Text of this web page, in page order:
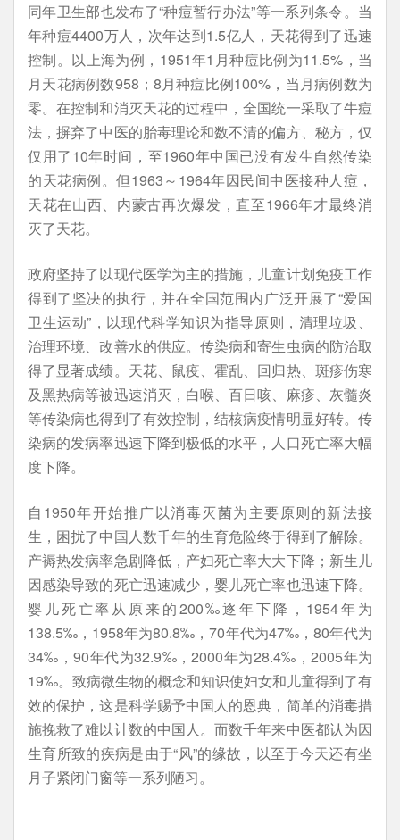
同年卫生部也发布了“种痘暂行办法”等一系列条令。当
年种痘4400万人，次年达到1.5亿人，天花得到了迅速
控制。以上海为例，1951年1月种痘比例为11.5%，当
月天花病例数958；8月种痘比例100%，当月病例数为
零。在控制和消灭天花的过程中，全国统一采取了牛痘
法，摒弃了中医的胎毒理论和数不清的偏方、秘方，仅
仅用了10年时间，至1960年中国已没有发生自然传染
的天花病例。但1963～1964年因民间中医接种人痘，
天花在山西、内蒙古再次爆发，直至1966年才最终消
灭了天花。
政府坚持了以现代医学为主的措施，儿童计划免疫工作
得到了坚决的执行，并在全国范围内广泛开展了“爱国
卫生运动”，以现代科学知识为指导原则，清理垃圾、
治理环境、改善水的供应。传染病和寄生虫病的防治取
得了显著成绩。天花、鼠疫、霍乱、回归热、斑疹伤寒
及黑热病等被迅速消灭，白喉、百日咳、麻疹、灰髓炎
等传染病也得到了有效控制，结核病疫情明显好转。传
染病的发病率迅速下降到极低的水平，人口死亡率大幅
度下降。
自1950年开始推广以消毒灭菌为主要原则的新法接
生，困扰了中国人数千年的生育危险终于得到了解除。
产褥热发病率急剧降低，产妇死亡率大大下降；新生儿
因感染导致的死亡迅速减少，婴儿死亡率也迅速下降。
婴儿死亡率从原来的200‰逐年下降，1954年为
138.5‰，1958年为80.8‰，70年代为47‰，80年代为
34‰，90年代为32.9‰，2000年为28.4‰，2005年为
19‰。致病微生物的概念和知识使妇女和儿童得到了有
效的保护，这是科学赐予中国人的恩典，简单的消毒措
施挽救了难以计数的中国人。而数千年来中医都认为因
生育所致的疾病是由于“风”的缘故，以至于今天还有坐
月子紧闭门窗等一系列陋习。